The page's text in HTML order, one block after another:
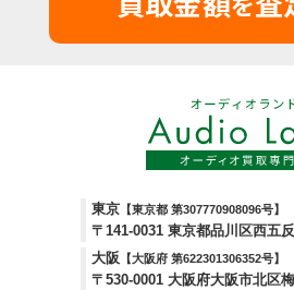
東京 【東京都 第307770908096号】
〒141-0031 東京都品川区西五
大阪
【大阪府 第622301306352号】
〒530-0001 大阪府大阪市北区